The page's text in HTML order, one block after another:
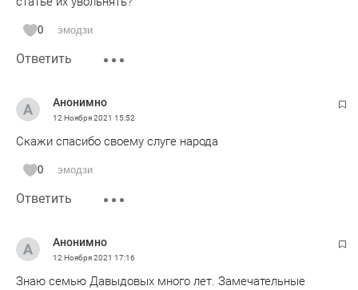
0 эмодзи
Ответить
Анонимно
12 Ноября 2021 15:52
Скажи спасибо своему слуге народа
0 эмодзи
Ответить
Анонимно
12 Ноября 2021 17:16
Знаю семью Давыдовых много лет. Замечательные